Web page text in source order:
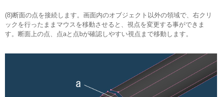
(8)断面の点を接続します。画面内のオブジェクト以外の領域で、右クリ
ックを行ったままマウスを移動させると、視点を変更する事ができま
す。断面上の点、点aと点bが確認しやすい視点まで移動します。